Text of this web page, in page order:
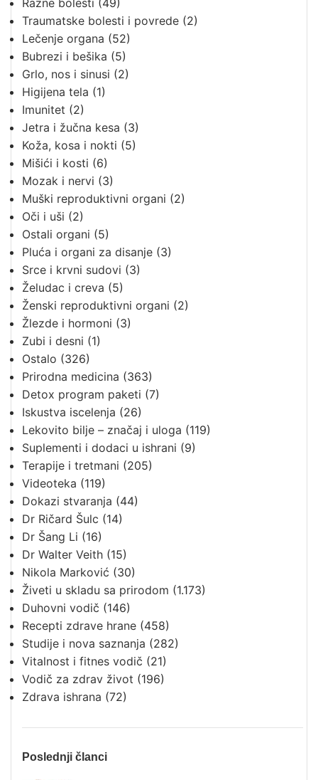
Razne bolesti (49)
Traumatske bolesti i povrede (2)
Lečenje organa (52)
Bubrezi i bešika (5)
Grlo, nos i sinusi (2)
Higijena tela (1)
Imunitet (2)
Jetra i žučna kesa (3)
Koža, kosa i nokti (5)
Mišići i kosti (6)
Mozak i nervi (3)
Muški reproduktivni organi (2)
Oči i uši (2)
Ostali organi (5)
Pluća i organi za disanje (3)
Srce i krvni sudovi (3)
Želudac i creva (5)
Ženski reproduktivni organi (2)
Žlezde i hormoni (3)
Zubi i desni (1)
Ostalo (326)
Prirodna medicina (363)
Detox program paketi (7)
Iskustva iscelenja (26)
Lekovito bilje – značaj i uloga (119)
Suplementi i dodaci u ishrani (9)
Terapije i tretmani (205)
Videoteka (119)
Dokazi stvaranja (44)
Dr Ričard Šulc (14)
Dr Šang Li (16)
Dr Walter Veith (15)
Nikola Marković (30)
Živeti u skladu sa prirodom (1.173)
Duhovni vodič (146)
Recepti zdrave hrane (458)
Studije i nova saznanja (282)
Vitalnost i fitnes vodič (21)
Vodič za zdrav život (196)
Zdrava ishrana (72)
Poslednji članci